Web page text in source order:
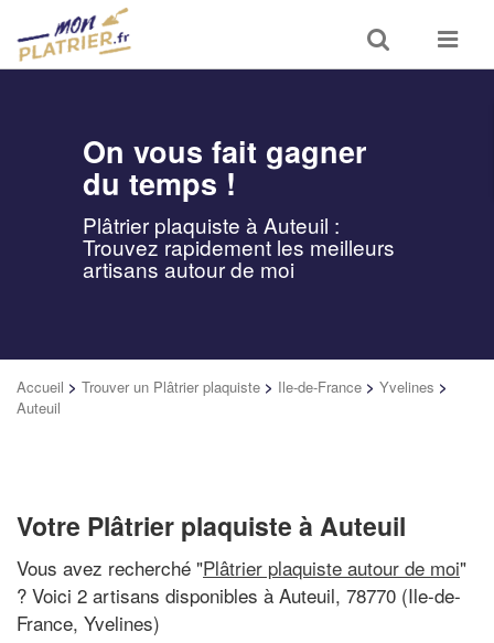
Toggle
search
Toggle
On vous fait gagner
du temps !
Plâtrier plaquiste à Auteuil :
Trouvez rapidement les meilleurs
artisans autour de moi
Accueil > Trouver un Plâtrier plaquiste > Ile-de-France > Yvelines >
Auteuil
Votre Plâtrier plaquiste à Auteuil
Vous avez recherché "Plâtrier plaquiste autour de moi"
? Voici 2 artisans disponibles à Auteuil, 78770 (Ile-de-
France, Yvelines)